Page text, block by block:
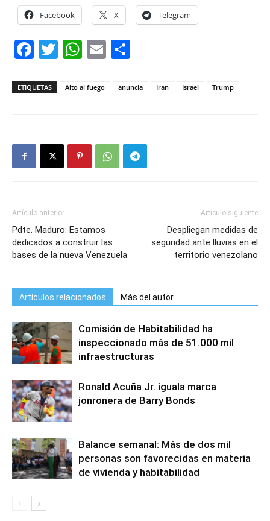
Facebook X Telegram
Facebook
Twitter
WhatsApp
Email
ETIQUETAS Alto al fuego anuncia Iran Israel Trump
Artículo anterior
Pdte. Maduro: Estamos
dedicados a construir las
bases de la nueva Venezuela
Artículo siguiente
Despliegan medidas de
seguridad ante lluvias en el
territorio venezolano
Artículos relacionados Más del autor
Comisión de Habitabilidad ha
inspeccionado más de 51.000 mil
infraestructuras
Ronald Acuña Jr. iguala marca
jonronera de Barry Bonds
Balance semanal: Más de dos mil
personas son favorecidas en materia
de vivienda y habitabilidad